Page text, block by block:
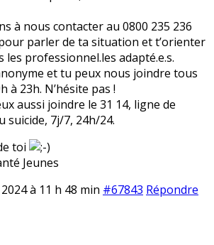
à nous contacter au 0800 235 236
parler de ta situation et t’orienter
les professionnel.les adapté.e.s.
et tu peux nous joindre tous
à 23h. N’hésite pas !
aussi joindre le 31 14, ligne de
suicide, 7j/7, 24h/24.
toi
Jeunes
à 11 h 48 min #67843 Répondre